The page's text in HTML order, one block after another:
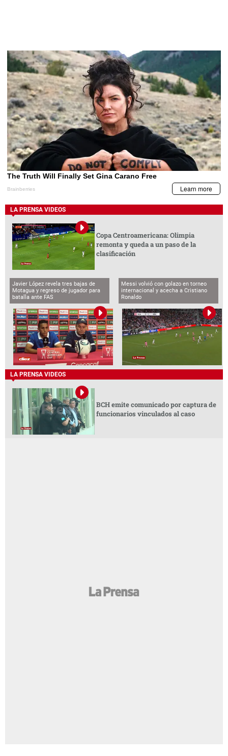
LA PRENSA VIDEOS
Copa Centroamericana: Olimpia
remonta y queda a un paso de la
clasificación
Javier López revela tres bajas de
Motagua y regreso de jugador para
batalla ante FAS
Messi volvió con golazo en torneo
internacional y acecha a Cristiano
Ronaldo
LA PRENSA VIDEOS
BCH emite comunicado por captura de
funcionarios vinculados al caso